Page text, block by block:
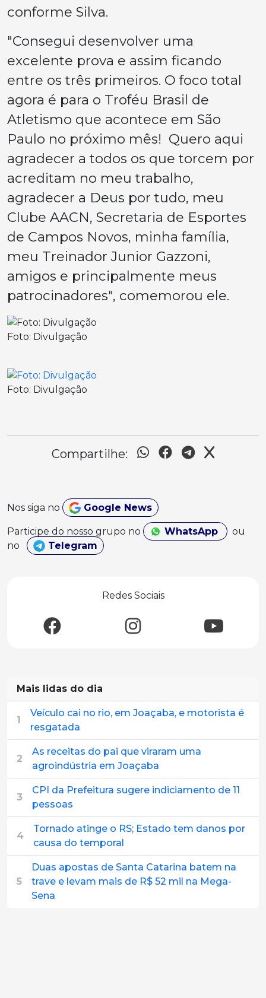
conforme Silva.
"Consegui desenvolver uma
excelente prova e assim ficando
entre os três primeiros. O foco total
agora é para o Troféu Brasil de
Atletismo que acontece em São
Paulo no próximo mês! Quero aqui
agradecer a todos os que torcem por
acreditam no meu trabalho,
agradecer a Deus por tudo, meu
Clube AACN, Secretaria de Esportes
de Campos Novos, minha família,
meu Treinador Junior Gazzoni,
amigos e principalmente meus
patrocinadores", comemorou ele.
Foto: Divulgação
Foto: Divulgação
Compartilhe:
Nos siga no Google News
Participe do nosso grupo no WhatsApp
ou
no
Telegram
Redes Sociais
Mais lidas do dia
1
Veículo cai no rio, em Joaçaba, e motorista é
resgatada
2
As receitas do pai que viraram uma
agroindústria em Joaçaba
3
CPI da Prefeitura sugere indiciamento de 11
pessoas
4
Tornado atinge o RS; Estado tem danos por
causa do temporal
5
Duas apostas de Santa Catarina batem na
trave e levam mais de R$ 52 mil na Mega-
Sena